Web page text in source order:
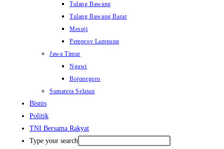
Tulang Bawang
Tulang Bawang Barat
Mesuji
Pemprov Lampung
Jawa Timur
Ngawi
Bojonegoro
Sumatera Selatan
Bisnis
Politik
TNI Bersama Rakyat
Type your search